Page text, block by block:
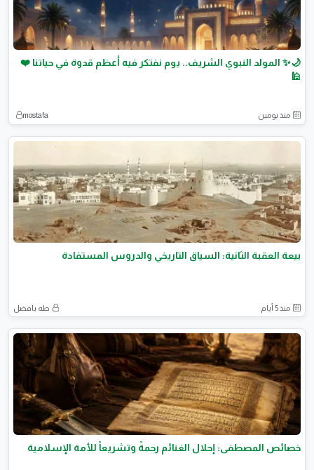
🌙✨ المولد النبوي الشريف.. يوم نفتكر فيه أعظم قدوة في حياتنا ❤️
🕌
منذ يومين mostafa
بيعة العقبة الثانية: السياق التاريخي والدروس المستفادة
منذ 5 أيام طه بافضل
خصائص المصطفى: إحلال الغنائم رحمةً وتشريعاً للأمة الإسلامية